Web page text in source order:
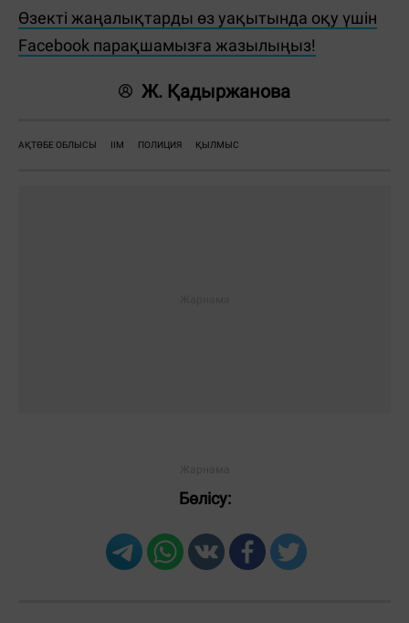
Өзекті жаңалықтарды өз уақытында оқу үшін
Facebook парақшамызға жазылыңыз!
Ж. Қадыржанова
АҚТӨБЕ ОБЛЫСЫ ІІМ ПОЛИЦИЯ ҚЫЛМЫС
Бөлісу: